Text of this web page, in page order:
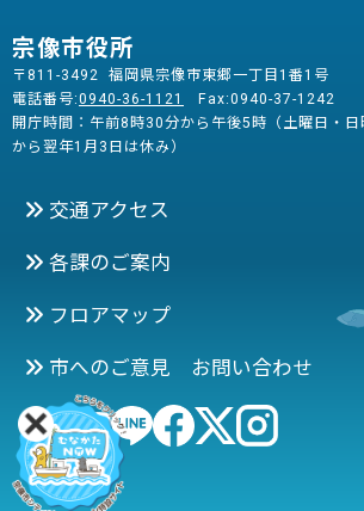
宗像市役所
〒811-3492 福岡県宗像市東郷一丁目1番1号
電話番号:0940-36-1121
Fax:0940-37-1242
開庁時間：午前8時30分から午後5時（土曜日・
から翌年1月3日は休み）
交通アクセス
各課のご案内
フロアマップ
市へのご意見 お問い合わせ